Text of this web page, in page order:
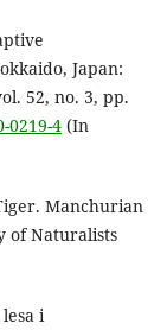
Japan:
52, no. 3, pp.
0219-4(In
Manchurian
of Naturalists
i